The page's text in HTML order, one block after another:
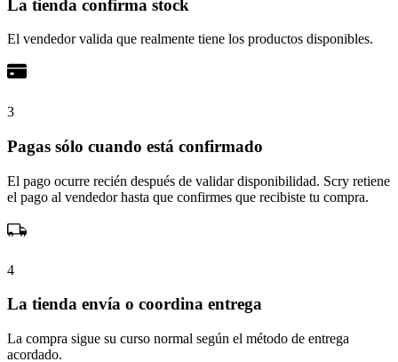
La tienda confirma stock
El vendedor valida que realmente tiene los productos disponibles.
3
Pagas sólo cuando está confirmado
El pago ocurre recién después de validar disponibilidad. Scry retiene
el pago al vendedor hasta que confirmes que recibiste tu compra.
4
La tienda envía o coordina entrega
La compra sigue su curso normal según el método de entrega
acordado.